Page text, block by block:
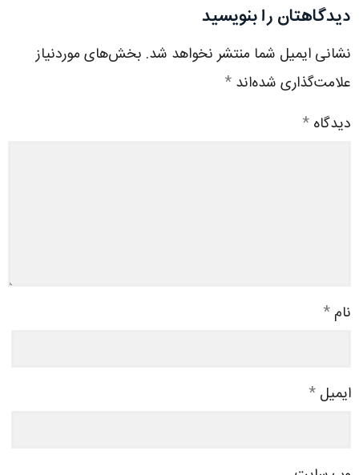
دیدگاهتان را بنویسید
نشانی ایمیل شما منتشر نخواهد شد. بخش‌های موردنیاز
علامت‌گذاری شده‌اند *
دیدگاه *
نام *
ایمیل *